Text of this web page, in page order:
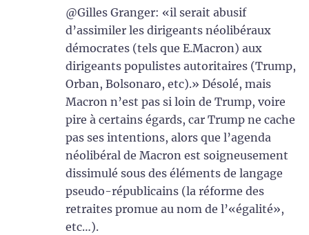
@Gilles Granger: «il serait abusif
d’assimiler les dirigeants néolibéraux
démocrates (tels que E.Macron) aux
dirigeants populistes autoritaires (Trump,
Orban, Bolsonaro, etc).» Désolé, mais
Macron n’est pas si loin de Trump, voire
pire à certains égards, car Trump ne cache
pas ses intentions, alors que l’agenda
néolibéral de Macron est soigneusement
dissimulé sous des éléments de langage
pseudo-républicains (la réforme des
retraites promue au nom de l’«égalité»,
etc…).